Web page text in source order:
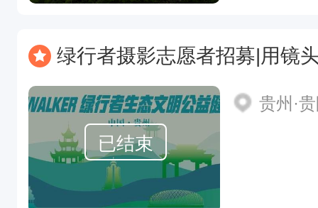
绿行者摄影志愿者招募|用镜头定
已结束
贵州·